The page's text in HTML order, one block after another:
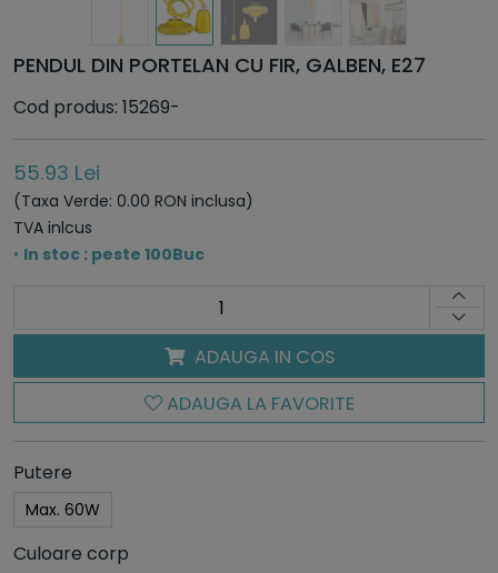
PENDUL DIN PORTELAN CU FIR, GALBEN, E27
Cod produs: 15269-
55.93 Lei
(Taxa Verde: 0.00 RON inclusa)
TVA inlcus
• In stoc : peste 100Buc
ADAUGA IN COS
ADAUGA LA FAVORITE
Putere
Max. 60W
Culoare corp